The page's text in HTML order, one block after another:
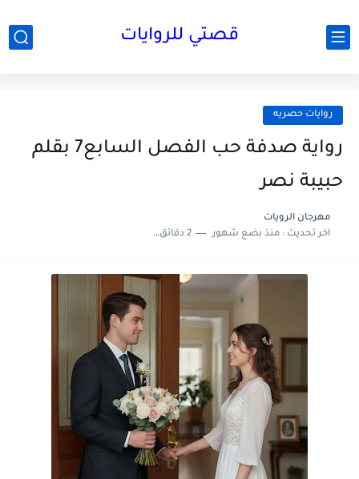
قصتي للروايات
روايات حصريه
رواية صدفة حب الفصل السابع7 بقلم
حبيبة نصر
مهرجان الرويات
اخر تحديث :منذ بضع شهور 2 دقائق للقراءة